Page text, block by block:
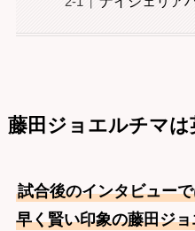
藤田ジョエルチマは
試合後のインタビュー
早く賢い印象の藤田ジ